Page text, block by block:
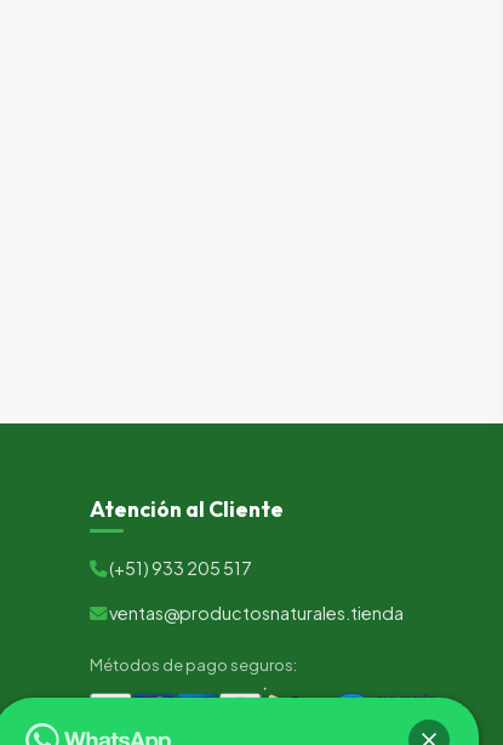
Atención al Cliente
(+51) 933 205 517
ventas@productosnaturales.tienda
Métodos de pago seguros: